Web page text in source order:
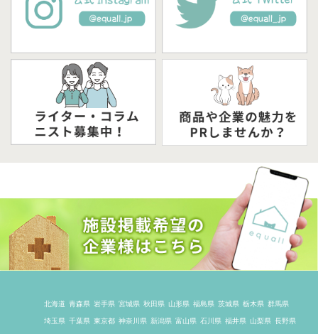
北海道 青森県 岩手県 宮城県 秋田県 山形県 福島県 茨城県 栃木県 群馬県
埼玉県 千葉県 東京都 神奈川県 新潟県 富山県 石川県 福井県 山梨県 長野県